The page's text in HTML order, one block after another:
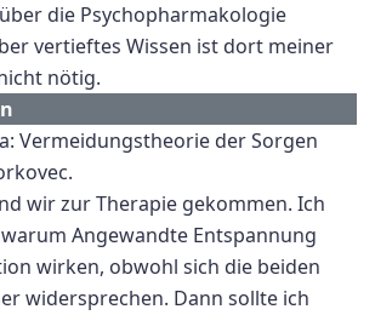
die Psychopharmakologie
vertieftes Wissen ist dort meiner
nötig.
Vermeidungstheorie der Sorgen
wir zur Therapie gekommen. Ich
Angewandte Entspannung
wirken, obwohl sich die beiden
widersprechen. Dann sollte ich